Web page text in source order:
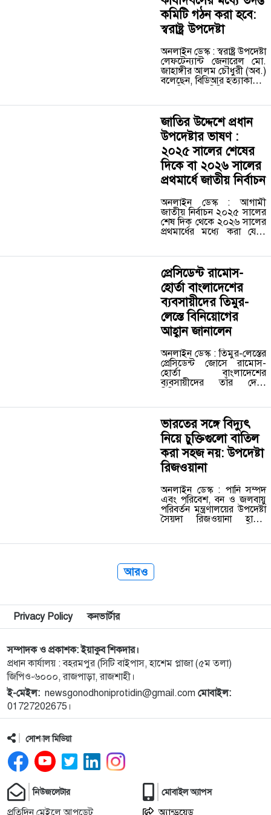
কমিটি গঠন করা হবে:
স্বরাষ্ট্র উপদেষ্টা
অনলাইন ডেস্ক : স্বরাষ্ট্র উপদেষ্টা
লেফটেন্যান্ট জেনারেল মো.
জাহাঙ্গীর আলম চৌধুরী (অব.)
বলেছেন, বিডিআর হত্যাকাণ্ডের
একটি তদন্ত কমিটি গঠন করা
হবে। উপদেষ্টা আজ…
জাতির উদ্দেশে প্রধান
উপদেষ্টার ভাষণ :
২০২৫ সালের শেষের
দিকে বা ২০২৬ সালের
প্রথমার্ধে জাতীয় নির্বাচন
অনলাইন ডেস্ক : আগামী
জাতীয় নির্বাচন ২০২৫ সালের
শেষ দিক থেকে ২০২৬ সালের
প্রথমার্ধের মধ্যে করা যেতে
অধ্যাপক মুহাম্মদ ইউনূস।
আজ সোমবার মহান…
প্রেসিডেন্ট রামোস-
হোর্তা বাংলাদেশের
ব্যবসায়ীদের তিমুর-
লেস্তে বিনিয়োগের
আহ্বান জানালেন
অনলাইন ডেস্ক : তিমুর-লেস্তের
প্রেসিডেন্ট জোসে রামোস-
হোর্তা বাংলাদেশের
ব্যবসায়ীদের তাঁর দেশে
প্রধান উপদেষ্টার কার্যালয়ে
প্রধান উপদেষ্টা অধ্যাপক
মুহাম্মদ ইউনূসের সঙ্গে বৈঠক
এবং প্রতিনিধিদলের
আলোচনার পর…
ভারতের সঙ্গে বিদ্যুৎ
নিয়ে চুক্তিগুলো বাতিল
করা সহজ নয়: উপদেষ্টা
রিজওয়ানা
অনলাইন ডেস্ক : পানি সম্পদ
এবং পরিবেশ, বন ও জলবায়ু
পরিবর্তন মন্ত্রণালয়ের উপদেষ্টা
সৈয়দা রিজওয়ানা হাসান
দেওয়া অত সহজ নয়।
আরও
Privacy Policy কনভার্টার
সম্পাদক ও প্রকাশক: ইয়াকুব শিকদার।
প্রধান কার্যালয় : বহরমপুর (সিটি বাইপাস, হাশেম প্লাজা (৫ম তলা)
জিপিও-৬০০০, রাজপাড়া, রাজশাহী।
ই-মেইল: newsgonodhoniprotidin@gmail.com মোবাইল:
01727202675।
সোশ্যাল মিডিয়া
নিউজলেটার
প্রতিদিন মেইলে আপডেট
মোবাইল অ্যাপস
অ্যান্ড্রয়েড